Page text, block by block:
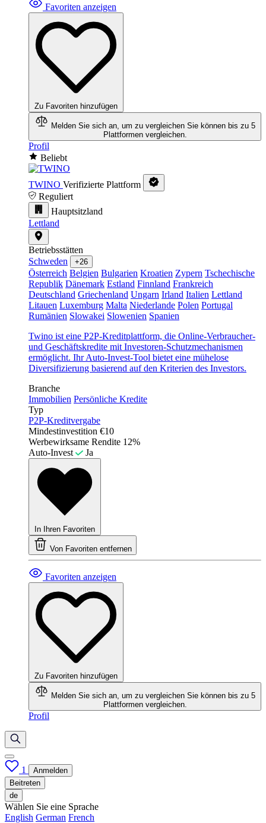
Favoriten anzeigen
Zu Favoriten hinzufügen
Melden Sie sich an, um zu vergleichen Sie können bis zu 5
Plattformen vergleichen.
Profil
Beliebt
TWINO Verifizierte Plattform
Reguliert
Hauptsitzland
Lettland
Betriebsstätten
Schweden
+26
Österreich Belgien Bulgarien Kroatien Zypern Tschechische
Republik Dänemark Estland Finnland Frankreich
Deutschland Griechenland Ungarn Irland Italien Lettland
Litauen Luxemburg Malta Niederlande Polen Portugal
Rumänien Slowakei Slowenien Spanien
Twino ist eine P2P-Kreditplattform, die Online-Verbraucher-
und Geschäftskredite mit Investoren-Schutzmechanismen
ermöglicht. Ihr Auto-Invest-Tool bietet eine mühelose
Diversifizierung basierend auf den Kriterien des Investors.
Branche
Immobilien Persönliche Kredite
Typ
P2P-Kreditvergabe
Mindestinvestition €10
Werbewirksame Rendite 12%
Auto-Invest
Ja
In Ihren Favoriten
Von Favoriten entfernen
Favoriten anzeigen
Zu Favoriten hinzufügen
Melden Sie sich an, um zu vergleichen Sie können bis zu 5
Plattformen vergleichen.
Profil
1
Anmelden
Beitreten
de
Wählen Sie eine Sprache
English German French